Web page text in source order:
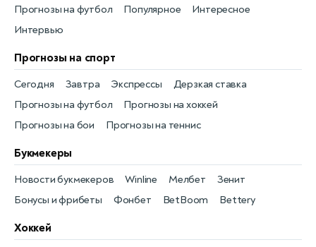
Прогнозы на футбол Популярное Интересное
Интервью
Прогнозы на спорт
Прогнозы на футбол
Сегодня
Прогнозы на хоккей
Завтра
Прогнозы на бои
Экспрессы
Прогнозы на теннис
Дерзкая ставка
Букмекеры
Бонусы и фрибеты
Новости букмекеров
Фонбет
Winline
BetBoom
Мелбет
Bettery
Зенит
Хоккей